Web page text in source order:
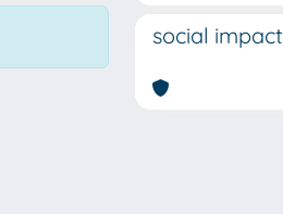
social impact